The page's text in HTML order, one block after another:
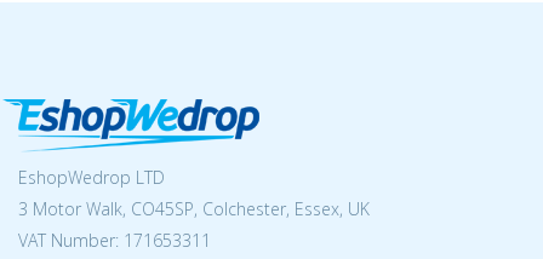
EshopWedrop LTD
3 Motor Walk, CO45SP, Colchester, Essex, UK
VAT Number: 171653311